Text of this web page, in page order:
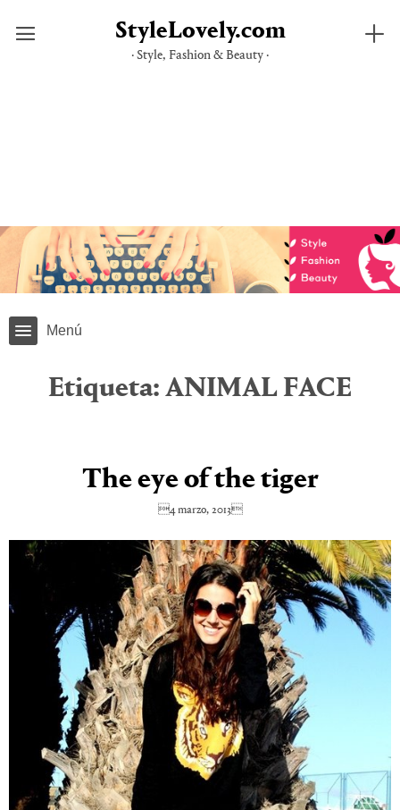
StyleLovely.com
· Style, Fashion & Beauty ·
Menú
Etiqueta: ANIMAL FACE
The eye of the tiger
4 marzo, 2013